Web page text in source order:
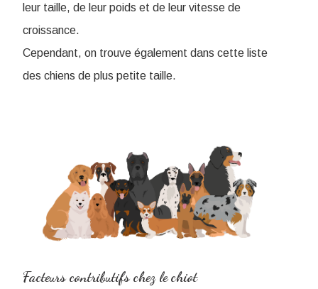
leur taille, de leur poids et de leur vitesse de
croissance.
Cependant, on trouve également dans cette liste
des chiens de plus petite taille.
Facteurs contributifs chez le chiot